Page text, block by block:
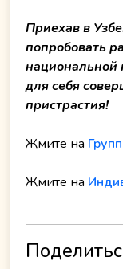
Приехав в
попробовать
национальной
для себя
пристрастия!
Жмите на
Жмите на